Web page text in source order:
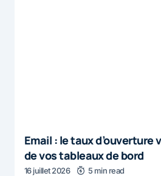
Email : le taux d’ouverture
de vos tableaux de bord
16 juillet 2026 5 min read